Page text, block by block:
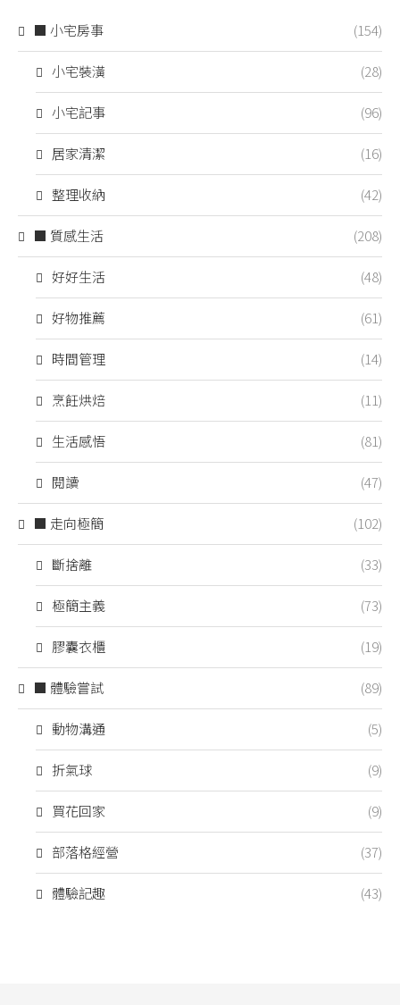
■ 小宅房事 (154)
小宅裝潢 (28)
小宅記事 (96)
居家清潔 (16)
整理收納 (42)
■ 質感生活 (208)
好好生活 (48)
好物推薦 (61)
時間管理 (14)
烹飪烘焙 (11)
生活感悟 (81)
閱讀 (47)
■ 走向極簡 (102)
斷捨離 (33)
極簡主義 (73)
膠囊衣櫃 (19)
■ 體驗嘗試 (89)
動物溝通 (5)
折氣球 (9)
買花回家 (9)
部落格經營 (37)
體驗記趣 (43)